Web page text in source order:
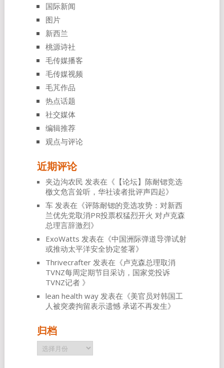
国际新闻
图片
新西兰
桃源诗社
毛传媒播客
毛传媒视频
毛芃作品
热点话题
社交媒体
编辑推荐
观点与评论
近期评论
夹边沟农民 发表在《 【论坛】陈耐锶竞选
檄文危言耸听，华社读者批评声四起》
车发表在《评陈耐锶的竞选攻势：对新西
兰优先党取消PR投票权猛烈开火 对卢克森
总理言辞激烈》
ExoWatts 发表在《中国洲际弹道导弹试射
或推动太平洋安全协定签署》
Thrivecrafter发表在《卢克森总理取消
TVNZ每周定期节目采访，国家党投诉
TVNZ记者 》
lean health way发表在《美官员对韩国工
人被突袭拘留表示遗憾 承诺不再发生》
归档
归
档